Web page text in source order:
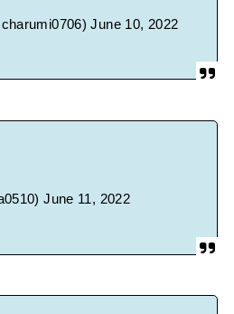
June 10, 2022
June 11, 2022